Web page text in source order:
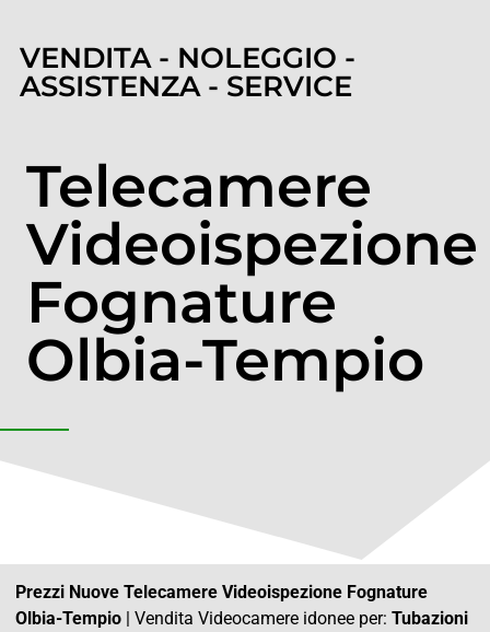
VENDITA - NOLEGGIO -
ASSISTENZA - SERVICE
Telecamere
Videoispezione
Fognature
Olbia-Tempio
Prezzi Nuove Telecamere Videoispezione Fognature
Olbia-Tempio | Vendita Videocamere idonee per: Tubazioni